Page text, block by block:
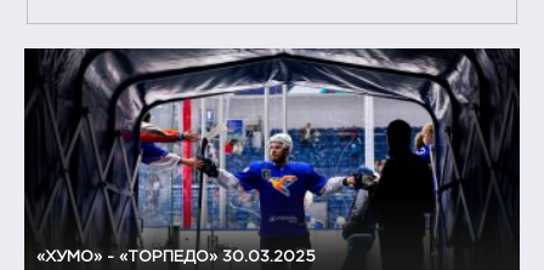
«ХУМО» - «ТОРПЕДО» 30.03.2025